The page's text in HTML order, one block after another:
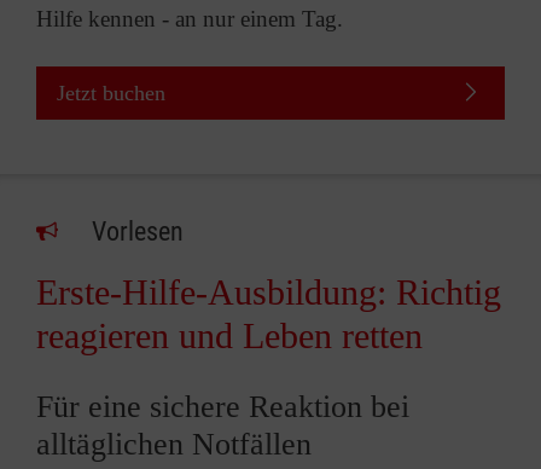
Hilfe kennen - an nur einem Tag.
Jetzt buchen
Vorlesen
Erste-Hilfe-Ausbildung: Richtig
reagieren und Leben retten
Für eine sichere Reaktion bei
alltäglichen Notfällen